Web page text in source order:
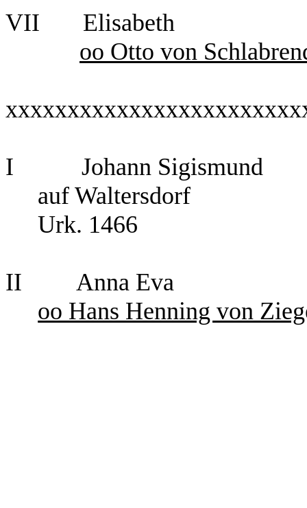
VII
Elisabeth
oo Otto von
I
Johann Sigismund
auf Waltersdorf
Urk. 1466
II
Anna Eva
oo Hans Henning von